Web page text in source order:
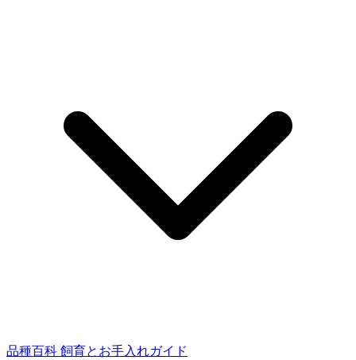
品種百科 飼育とお手入れガイド